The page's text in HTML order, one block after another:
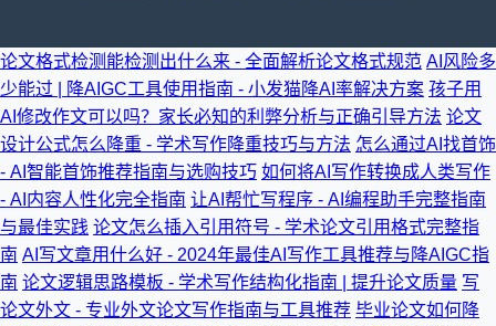
论文格式检测能检测出什么来 - 全面解析论文格式规范 AI风险多
少能过 | 降AIGC工具使用指南 - 小发猫降AI率解决方案 孩子用
AI修改作文可以吗？家长必知的利弊分析与正确引导方法 论文
设计公式怎么降重 - 学术写作降重技巧与方法 怎么通过AI找首饰
- AI智能首饰推荐指南与选购技巧 如何将AI写作转换成人类写作
- AI内容人性化完全指南 让AI帮忙写程序 - AI编程助手完整指南
与最佳实践 论文怎么插入引用符号 - 学术论文引用格式完整指
南 AI写文章用什么好 - 2024年最佳AI写作工具推荐与降AIGC指
南 论文逻辑思路模板 - 学术写作结构化指南 | 提升论文质量 写
论文外文 - 专业外文论文写作指南与工具推荐 毕业论文如何降